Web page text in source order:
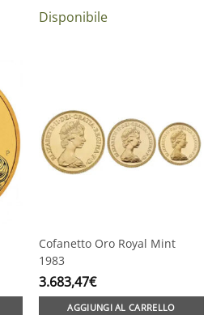
Disponibile
Cofanetto Oro Royal Mint
1983
3.683,47€
AGGIUNGI AL CARRELLO